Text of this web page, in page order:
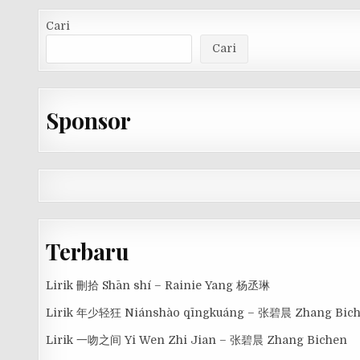
Cari
Cari
Sponsor
Terbaru
Lirik 刪拾 Shān shí – Rainie Yang 杨丞琳
Lirik 年少轻狂 Niánshào qīngkuáng – 张碧晨 Zhang
Lirik 一吻之间 Yi Wen Zhi Jian – 张碧晨 Zhang Bichen